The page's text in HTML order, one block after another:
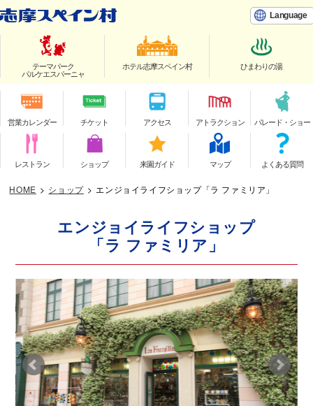
Language
テーマパーク
パルケエスパーニャ
ホテル志摩スペイン村 ひまわりの湯
営業カレンダー チケット アクセス アトラクション パレード・ショー
レストラン ショップ 来園ガイド マップ よくある質問
HOME > ショップ > エンジョイライフショップ「ラ ファミリア」
エンジョイライフショップ
「ラ ファミリア」